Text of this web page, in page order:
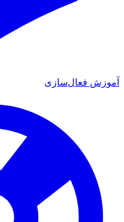
آموزش فعال‌سازی